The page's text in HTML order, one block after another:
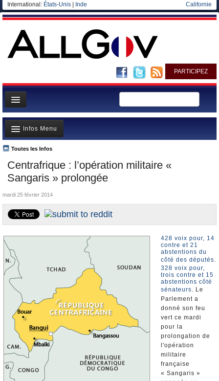
International: États-Unis Inde Californie
PARTICIPEZ
Page d'accueil
Infos
Gouvernement
Ministères/Directions
Blog
Elections européennes
Centrafrique : l’opération militaire «
Sangaris » prolongée
Toutes les Infos
Infos Menu
A la Une
Polémiques
Où va l’argent?
La France et le Monde
Nominations et Démissions
Elections européennes
Infos insolites
mardi 25 février 2014
428 voix pour, 14
contre et 21
abstentions du
côté des députés.
328 voix pour,
trois contre et 15
abstentions côté
sénateurs. Le
Parlement a
donné son feu
vert ce mardi
pour la
prolongation de
l'opération
militaire
française
« Sangaris »